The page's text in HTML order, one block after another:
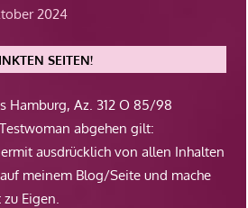
2024
SEITEN!
Hamburg, Az. 312 O 85/98
abgehen gilt:
ausdrücklich von allen Inhalten
meinem Blog/Seite und mache
Eigen.